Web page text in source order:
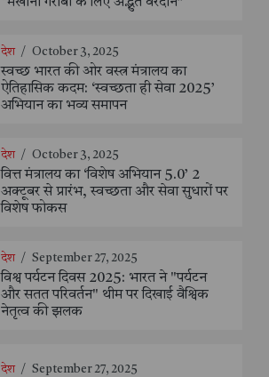
देश / October 3, 2025
स्वच्छ भारत की ओर वस्त्र मंत्रालय का
ऐतिहासिक कदम: ‘स्वच्छता ही सेवा 2025’
अभियान का भव्य समापन
देश / October 3, 2025
वित्त मंत्रालय का ‘विशेष अभियान 5.0’ 2
अक्टूबर से प्रारंभ, स्वच्छता और सेवा सुधारों पर
विशेष फोकस
देश / September 27, 2025
विश्व पर्यटन दिवस 2025: भारत ने "पर्यटन
और सतत परिवर्तन" थीम पर दिखाई वैश्विक
नेतृत्व की झलक
देश / September 27, 2025